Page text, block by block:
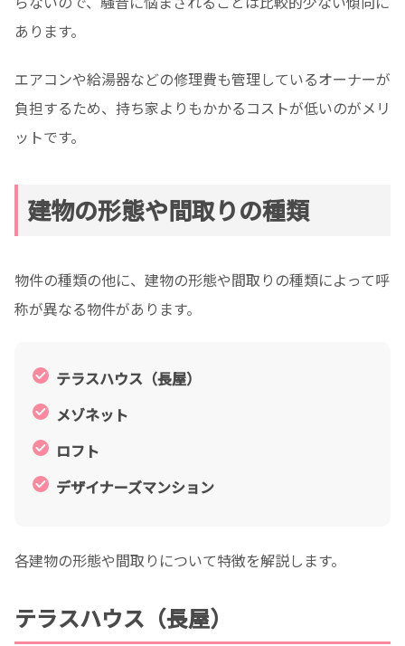
あります。
エアコンや給湯器などの修理費も管理しているオーナーが
負担するため、持ち家よりもかかるコストが低いのがメリ
ットです。
建物の形態や間取りの種類
物件の種類の他に、建物の形態や間取りの種類によって呼
称が異なる物件があります。
テラスハウス（長屋）
メゾネット
ロフト
デザイナーズマンション
各建物の形態や間取りについて特徴を解説します。
テラスハウス（長屋）